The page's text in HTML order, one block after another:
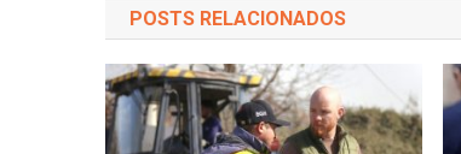
POSTS RELACIONADOS